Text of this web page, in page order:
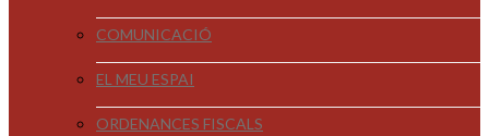
COMUNICACIÓ
EL MEU ESPAI
ORDENANCES FISCALS